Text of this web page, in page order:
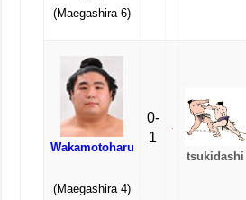
(Maegashira 6)
Wakamotoharu
(Maegashira 4)
0-
1
tsukidashi